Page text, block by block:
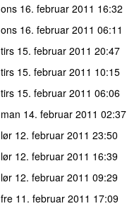
ons 16. februar 2011 16:32
ons 16. februar 2011 06:11
tirs 15. februar 2011 20:47
tirs 15. februar 2011 10:15
tirs 15. februar 2011 06:06
man 14. februar 2011 02:37
lør 12. februar 2011 23:50
lør 12. februar 2011 16:39
lør 12. februar 2011 09:29
fre 11. februar 2011 17:09